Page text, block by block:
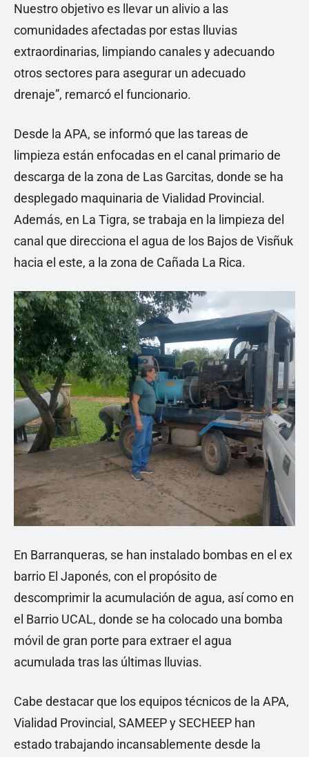
Nuestro objetivo es llevar un alivio a las
comunidades afectadas por estas lluvias
extraordinarias, limpiando canales y adecuando
otros sectores para asegurar un adecuado
drenaje”, remarcó el funcionario.
Desde la APA, se informó que las tareas de
limpieza están enfocadas en el canal primario de
descarga de la zona de Las Garcitas, donde se ha
desplegado maquinaria de Vialidad Provincial.
Además, en La Tigra, se trabaja en la limpieza del
canal que direcciona el agua de los Bajos de Visñuk
hacia el este, a la zona de Cañada La Rica.
En Barranqueras, se han instalado bombas en el ex
barrio El Japonés, con el propósito de
descomprimir la acumulación de agua, así como en
el Barrio UCAL, donde se ha colocado una bomba
móvil de gran porte para extraer el agua
acumulada tras las últimas lluvias.
Cabe destacar que los equipos técnicos de la APA,
Vialidad Provincial, SAMEEP y SECHEEP han
estado trabajando incansablemente desde la